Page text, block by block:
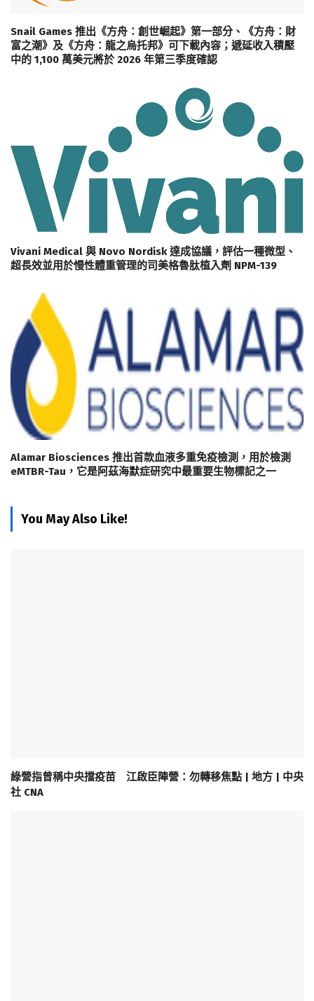
Snail Games 推出《方舟：創世崛起》第一部分、《方舟：財
富之潮》及《方舟：龍之烏托邦》可下載內容；遞延收入積壓
中的 1,100 萬美元將於 2026 年第三季度確認
Vivani Medical 與 Novo Nordisk 達成協議，評估一種微型、
超長效並用於慢性體重管理的司美格魯肽植入劑 NPM-139
Alamar Biosciences 推出首款血液多重免疫檢測，用於檢測
eMTBR-Tau，它是阿茲海默症研究中最重要生物標記之一
You May Also Like!
綠營指曾稱中央擋疫苗 江啟臣陣營：勿轉移焦點 | 地方 | 中央
社 CNA